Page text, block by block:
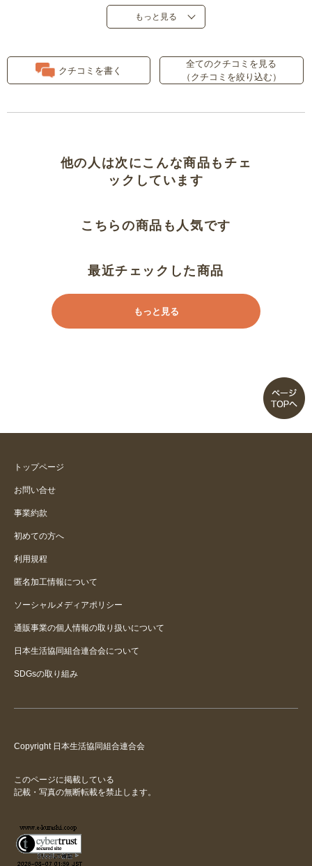
がっかり‥モデルチェンジ？
寝心地がいいです
肌触りが良い
ひんやり
サラッとしていて夏も快適
もっと見る
クチコミを書く
全てのクチコミを見る
（クチコミを絞り込む）
他の人は次にこんな商品もチェ
ックしています
こちらの商品も人気です
最近チェックした商品
もっと見る
トップページ
お問い合せ
事業約款
初めての方へ
利用規程
匿名加工情報について
ソーシャルメディアポリシー
通販事業の個人情報の取り扱いについて
日本生活協同組合連合会について
SDGsの取り組み
Copyright 日本生活協同組合連合会
このページに掲載している
記載・写真の無断転載を禁止します。